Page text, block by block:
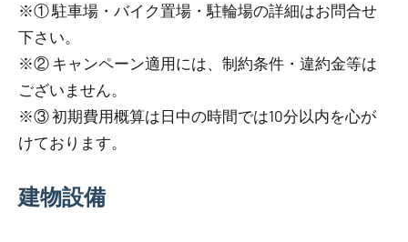
※① 駐車場・バイク置場・駐輪場の詳細はお問合せ
下さい。
※② キャンペーン適用には、制約条件・違約金等は
ございません。
※③ 初期費用概算は日中の時間では10分以内を心が
けております。
建物設備